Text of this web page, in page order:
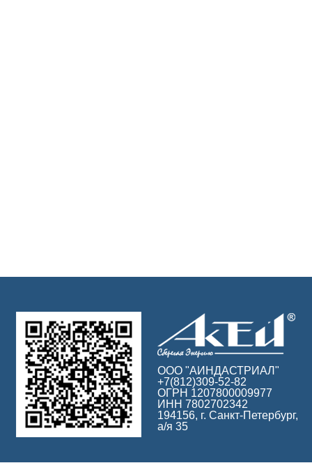
ООО "АИНДАСТРИАЛ"
+7(812)309-52-82
ОГРН 1207800009977
ИНН 7802702342
194156, г. Санкт-Петербург,
а/я 35